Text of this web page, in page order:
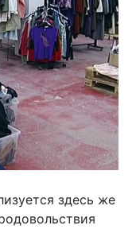
здесь же